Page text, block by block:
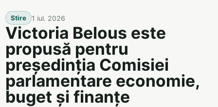
Stire 1 iul. 2026
Victoria Belous este
propusă pentru
președinția Comisiei
parlamentare economie,
buget și finanțe